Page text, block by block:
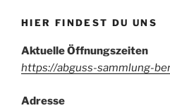
HIER FINDEST DU UNS
Aktuelle Öffnungszeiten
https://abguss-sammlung-
Adresse